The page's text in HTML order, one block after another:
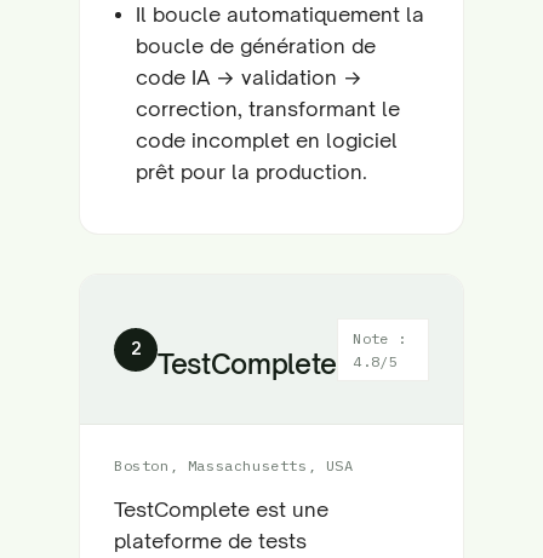
Il boucle automatiquement la
boucle de génération de
code IA → validation →
correction, transformant le
code incomplet en logiciel
prêt pour la production.
2 TestComplete
Note :
4.8/5
Boston, Massachusetts, USA
TestComplete est une
plateforme de tests